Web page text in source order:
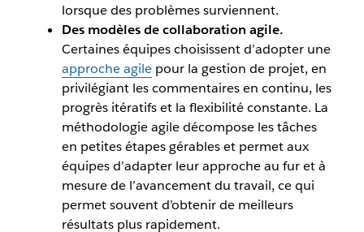
lorsque des problèmes surviennent.
Des modèles de collaboration agile.
Certaines équipes choisissent d’adopter une
approche agilepour la gestion de projet, en
privilégiant les commentaires en continu, les
progrès itératifs et la flexibilité constante. La
méthodologie agile décompose les tâches
en petites étapes gérables et permet aux
équipes d’adapter leur approche au fur et à
mesure de l’avancement du travail, ce qui
permet souvent d’obtenir de meilleurs
résultats plus rapidement.